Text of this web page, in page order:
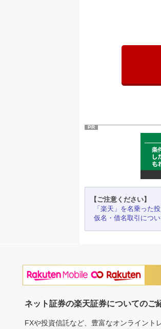
PR
【ご注意ください】
「楽天」を名乗った
仮名・借名取引につ
ネット証券の楽天証券についてのご
FXや投資信託など、豊富なオンライント